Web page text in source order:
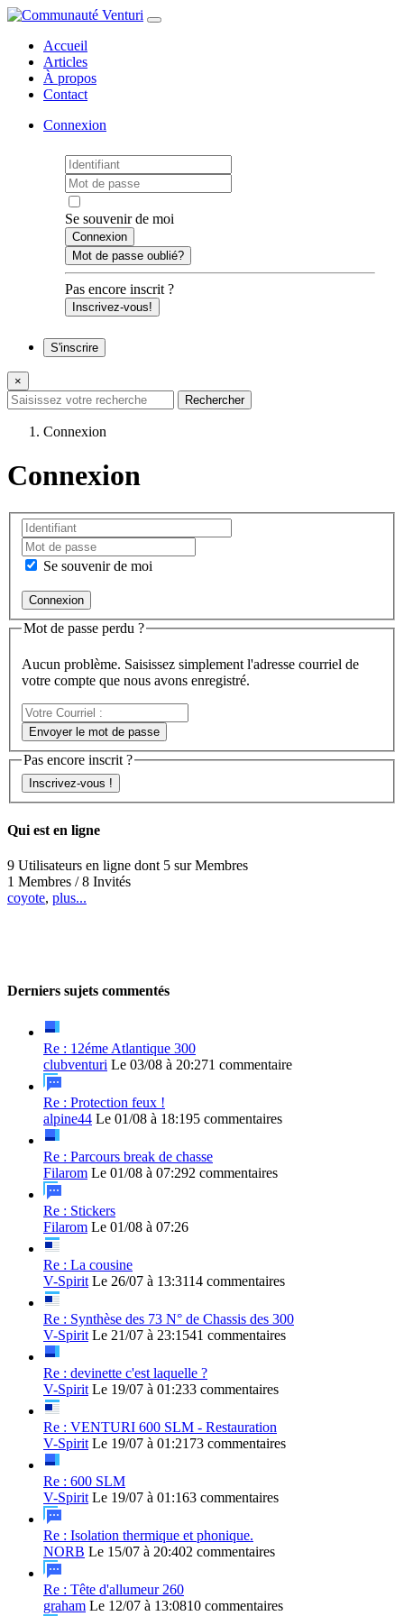
Accueil
Articles
À propos
Contact
Connexion
Se souvenir de moi
Mot de passe oublié?
Pas encore inscrit ?
Inscrivez-vous!
S'inscrire
×
Connexion
Connexion
Se souvenir de moi
Mot de passe perdu ?
Aucun problème. Saisissez simplement l'adresse courriel de
votre compte que nous avons enregistré.
Votre
Courriel
:
Envoyer le mot de passe
Pas encore inscrit ?
Inscrivez-vous !
Qui est en ligne
9 Utilisateurs en ligne dont 5 sur Membres
1 Membres / 8 Invités
coyote, plus...
Derniers sujets commentés
Re : 12éme Atlantique 300
clubventuri Le 03/08 à 20:271 commentaire
Re : Protection feux !
alpine44 Le 01/08 à 18:195 commentaires
Re : Parcours break de chasse
Filarom Le 01/08 à 07:292 commentaires
Re : Stickers
Filarom Le 01/08 à 07:26
Re : La cousine
V-Spirit Le 26/07 à 13:3114 commentaires
Re : Synthèse des 73 N° de Chassis des 300
V-Spirit Le 21/07 à 23:1541 commentaires
Re : devinette c'est laquelle ?
V-Spirit Le 19/07 à 01:233 commentaires
Re : VENTURI 600 SLM - Restauration
V-Spirit Le 19/07 à 01:21 73 commentaires
Re : 600 SLM
V-Spirit Le 19/07 à 01:163 commentaires
Re : Isolation thermique et phonique.
NORB Le 15/07 à 20:402 commentaires
Re : Tête d'allumeur 260
graham Le 12/07 à 13:0810 commentaires